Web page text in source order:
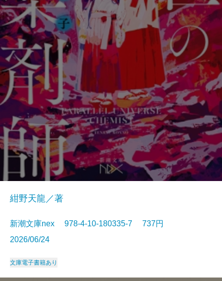
紺野天龍／著
新潮文庫nex 978-4-10-180335-7 737円
2026/06/24
文庫電子書籍あり